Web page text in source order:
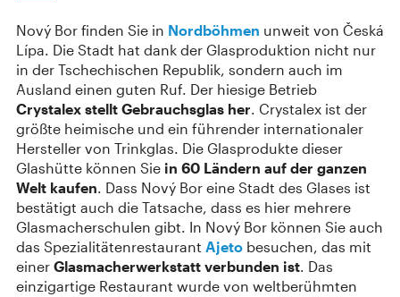
Nový Bor finden Sie in Nordböhmen unweit von Česká
Lípa. Die Stadt hat dank der Glasproduktion nicht nur
in der Tschechischen Republik, sondern auch im
Ausland einen guten Ruf. Der hiesige Betrieb
Crystalex stellt Gebrauchsglas her. Crystalex ist der
größte heimische und ein führender internationaler
Hersteller von Trinkglas. Die Glasprodukte dieser
Glashütte können Sie in 60 Ländern auf der ganzen
Welt kaufen. Dass Nový Bor eine Stadt des Glases ist
bestätigt auch die Tatsache, dass es hier mehrere
Glasmacherschulen gibt. In Nový Bor können Sie auch
das Spezialitätenrestaurant Ajeto besuchen, das mit
einer Glasmacherwerkstatt verbunden ist. Das
einzigartige Restaurant wurde von weltberühmten